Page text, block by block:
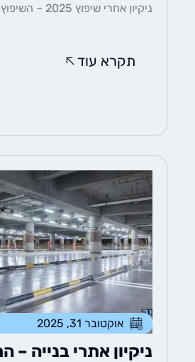
ניקיון אחרי שיפוץ 2025 – השיפוץ....
תקרא עוד
אוקטובר 31, 2025
ניקיון אתרי בנייה – המדריך